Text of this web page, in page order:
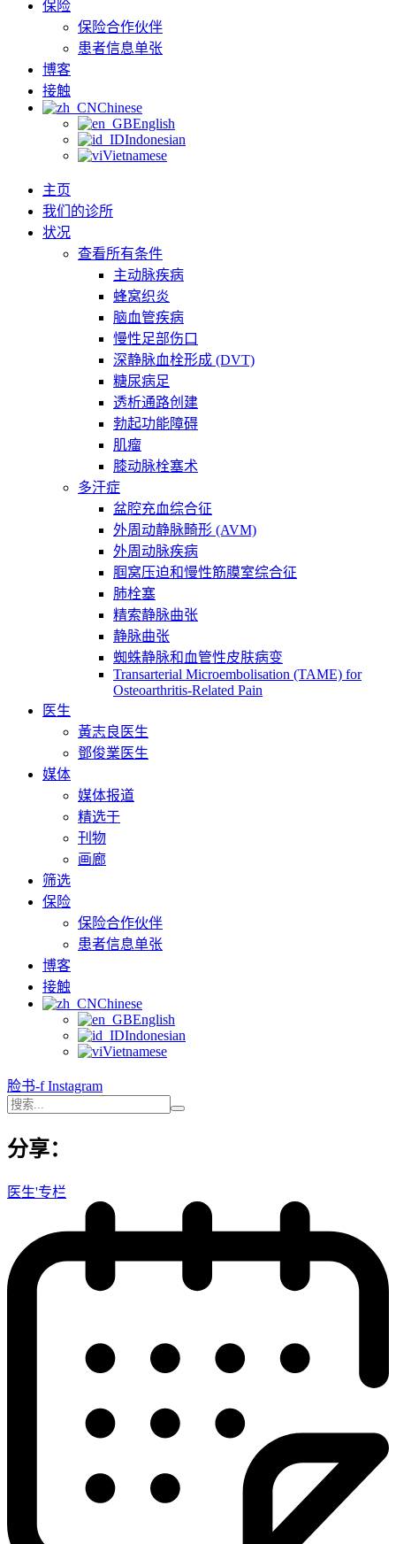
保险
保险合作伙伴
患者信息单张
博客
接触
Chinese
English
Indonesian
Vietnamese
主页
我们的诊所
状况
查看所有条件
主动脉疾病
蜂窝织炎
脑血管疾病
慢性足部伤口
深静脉血栓形成 (DVT)
糖尿病足
透析通路创建
勃起功能障碍
肌瘤
膝动脉栓塞术
多汗症
盆腔充血综合征
外周动静脉畸形 (AVM)
外周动脉疾病
腘窝压迫和慢性筋膜室综合征
肺栓塞
精索静脉曲张
静脉曲张
蜘蛛静脉和血管性皮肤病变
Transarterial Microembolisation (TAME) for
Osteoarthritis-Related Pain
医生
黃志良医生
鄧俊業医生
媒体
媒体报道
精选于
刊物
画廊
筛选
保险
保险合作伙伴
患者信息单张
博客
接触
Chinese
English
Indonesian
Vietnamese
脸书-f Instagram
分享：
医生'专栏